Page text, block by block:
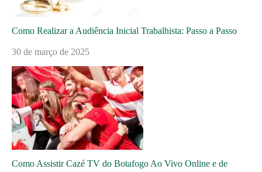
Como Realizar a Audiência Inicial Trabalhista: Passo a Passo
30 de março de 2025
Como Assistir Cazé TV do Botafogo Ao Vivo Online e de